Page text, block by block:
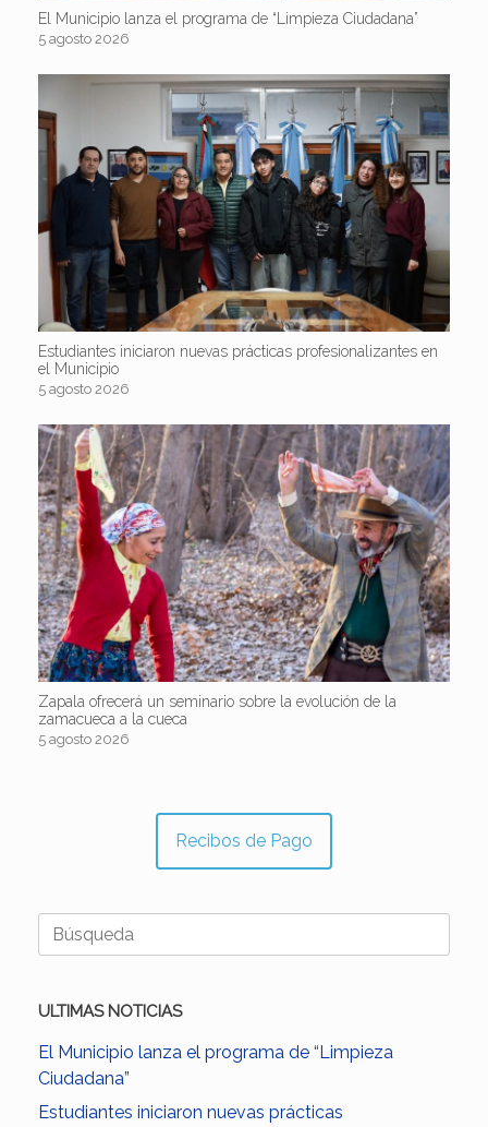
El Municipio lanza el programa de “Limpieza Ciudadana”
5 agosto 2026
Estudiantes iniciaron nuevas prácticas profesionalizantes en
el Municipio
5 agosto 2026
Zapala ofrecerá un seminario sobre la evolución de la
zamacueca a la cueca
5 agosto 2026
Recibos de Pago
Buscar:
ULTIMAS NOTICIAS
El Municipio lanza el programa de “Limpieza
Ciudadana”
Estudiantes iniciaron nuevas prácticas